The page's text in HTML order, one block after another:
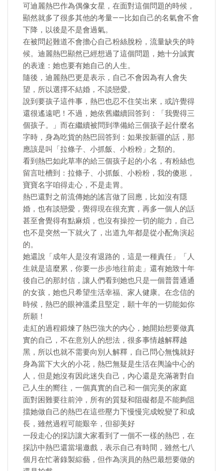
可迪麗熱巴作為偶像女星，在面對這個問題的時候，
顯然就多了很多其他的考量——比如自己的名氣會不會
下降，以後是不是會過氣。
在被問起難道不會擔心自己粉絲脫粉，流量缺失的時
候。迪麗熱巴顯然已經想過了這個問題，她十分誠實
的表達：她也要有她自己的人生。
隨後，迪麗熱巴更是表示，自己不會因為有人會失
望，所以選擇不結婚，不談戀愛。
說到要孩子這件事，熱巴也忍不住笑出來，或許覺得
還很遙遠吧！不過，她依舊繼續回答到：「我覺得三
個孩子。」而在繼續被問到準備給三個孩子起什麼名
字時，身為吃貨的熱巴回答到：如果按新疆的話，那
應該是叫「拉條子、小抓飯、小粉粉」之類的。
看到熱巴如此草率的給三個孩子起的小名，有粉絲也
留言吐槽到：拉條子、小抓飯、小粉粉，我的傻崽，
寶寶名字咱得走心，不是走胃。
熱巴還對之前流傳她的謠言做了回應，比如沒有隱
婚，也有談戀愛，覺得現在很充實，再多一個人的話
甚至會覺得有點麻煩，也沒有操控一切的能力，自己
也不是突然一下就火了，出道九年都是從小配角演起
的。
她還說「成年人是沒有退路的，這是一種責任」「人
生就是這麼累，你要一步步地往前走」還有她致十年
後自己的那封信，讓人們看到她也只是一個普普通通
的女孩，她也只希望生活幸福、家人健康。在念信的
時候，熱巴的眼神溫柔且堅定，願十年的一切能如你
所願！
走紅的過程鍛煉了熱巴強大的內心，她開始想要做真
實的自己，不在意別人的想法，很多事情越解釋越
黑，所以也就不需要向別人解釋，自己問心無愧就好
身為當下大火的小花，熱巴無疑是生活在輿論中心的
人，但是她沒有因此迷失自己，內心還是充滿著對自
己人生的嚮往，一個真實的自己和一個完美的家庭
面對困難要往前沖，所有的質疑和阻礙都是不能夠阻
擋她做自己的​熱巴在這些壓力下慢慢完成蛻變了和成
長，雖然過程可能艱辛，但卻美好
一段走心的採訪讓大家看到了一個不一樣的熱巴，在
採訪中熱巴還當場邀戲，表示自己有時間，雖然七八
個月在忙著錄製綜藝，但作為演員的熱巴最想要做的